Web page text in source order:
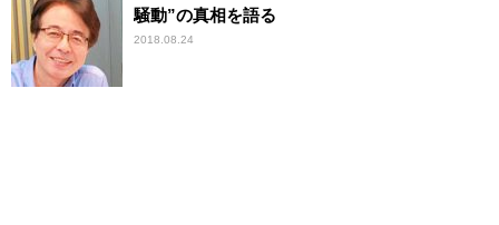
騒動”の真相を語る
2018.08.24